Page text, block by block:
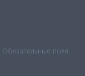
Обязательные поля